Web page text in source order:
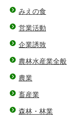
みえの食
営業活動
企業誘致
農林水産業全般
農業
畜産業
森林・林業